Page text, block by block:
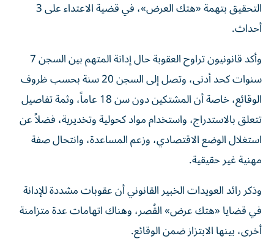
التحقيق بتهمة «هتك العرض»، في قضية الاعتداء على 3
أحداث.
وأكد قانونيون تراوح العقوبة حال إدانة المتهم بين السجن 7
سنوات كحد أدنى، وتصل إلى السجن 20 سنة بحسب ظروف
الوقائع، خاصة أن المشتكين دون سن 18 عاماً، وثمة تفاصيل
تتعلق بالاستدراج، واستخدام مواد كحولية وتخديرية، فضلاً عن
استغلال الوضع الاقتصادي، وزعم المساعدة، وانتحال صفة
مهنية غير حقيقية.
وذكر رائد العويدات الخبير القانوني أن عقوبات مشددة للإدانة
في قضايا «هتك عرض» القُصر، وهناك اتهامات عدة متزامنة
أخرى، بينها الابتزاز ضمن الوقائع.